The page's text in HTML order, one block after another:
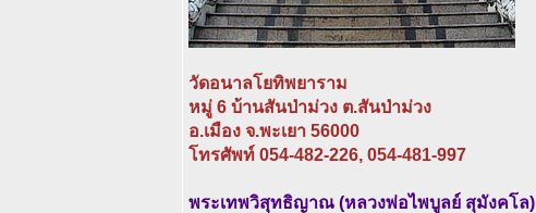
วัดอนาลโยทิพยาราม
หมู่ 6 บ้านสันป่าม่วง ต.สันป่าม่วง
อ.เมือง จ.พะเยา 56000
โทรศัพท์ 054-482-226, 054-481-997
พระเทพวิสุทธิญาณ (หลวงพ่อไพบูลย์ สุมังคโล)